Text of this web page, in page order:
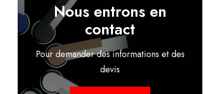
Nous entrons en
contact
Pour demander des informations et des
devis